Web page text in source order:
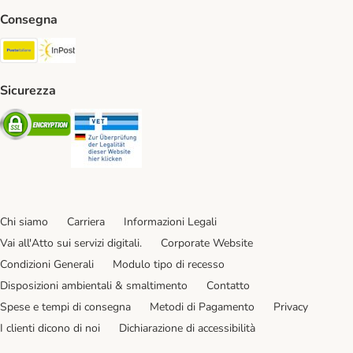
Consegna
Poste Italiane. Shipping Method
Sicurezza
Security
Chi siamo Carriera
Informazioni Legali
Vai all'Atto sui servizi digitali.
Corporate Website
Condizioni Generali
Modulo tipo di recesso
Disposizioni ambientali & smaltimento
Contatto
Spese e tempi di consegna
Metodi di Pagamento
Privacy
I clienti dicono di noi
Dichiarazione di accessibilità